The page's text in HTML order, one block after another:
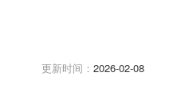
更新时间： 2026-02-08